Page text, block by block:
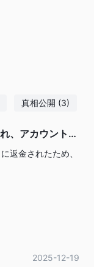
数CFDなど、さま
。この多様性によ
フォリオを多様化
利用は、トレーダ
ただし、高いレバ
、経験豊富なトレ
管理できる方に適
、クライアントが
真相公開 (3)
、アカウントに
きません。
返金されたため、
2025-12-19